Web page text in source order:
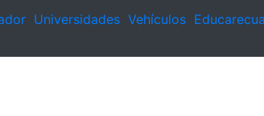
Universidades Vehículos